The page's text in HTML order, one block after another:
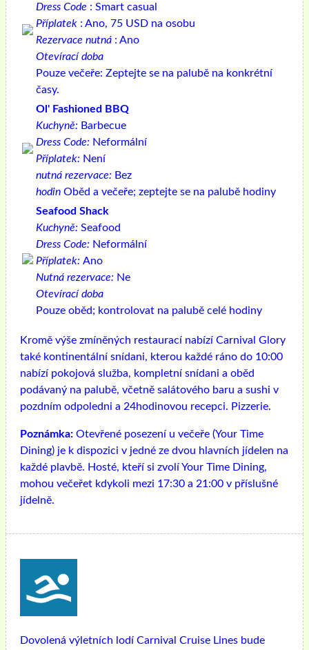
Dress Code : Smart casual
Příplatek : Ano, 75 USD na osobu
Rezervace nutná : Ano
Otevírací doba
Pouze večeře: Zeptejte se na palubě na konkrétní
časy.
Ol' Fashioned BBQ
Kuchyně: Barbecue
Dress Code: Neformální
Příplatek: Není
nutná rezervace: Bez
hodin Oběd a večeře; zeptejte se na palubě hodiny
Seafood Shack
Kuchyně: Seafood
Dress Code: Neformální
Příplatek: Ano
Nutná rezervace: Ne
Otevírací doba
Pouze oběd; kontrolovat na palubě celé hodiny
Kromě výše zmíněných restaurací nabízí Carnival Glory
také kontinentální snídani, kterou každé ráno do 10:00
nabízí pokojová služba, kompletní snídani a oběd
podávaný na palubě, včetně salátového baru a sushi v
pozdním odpoledni a 24hodinovou recepci. Pizzerie.
Poznámka: Otevřené posezení u večeře (Your Time
Dining) je k dispozici v jedné ze dvou hlavních jídelen na
každé plavbě. Hosté, kteří si zvolí Your Time Dining,
mohou večeřet kdykoli mezi 17:30 a 21:00 v příslušné
jídelně.
Dovolená výletních lodí Carnival Cruise Lines bude